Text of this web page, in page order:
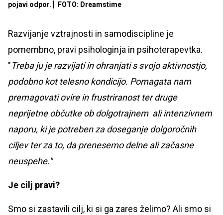
pojavi odpor.
FOTO: Dreamstime
Razvijanje vztrajnosti in samodiscipline je
pomembno, pravi psihologinja in psihoterapevtka.
"Treba ju je razvijati in ohranjati s svojo aktivnostjo,
podobno kot telesno kondicijo. Pomagata nam
premagovati ovire in frustriranost ter druge
neprijetne občutke ob dolgotrajnem ali intenzivnem
naporu, ki je potreben za doseganje dolgoročnih
ciljev ter za to, da prenesemo delne ali začasne
neuspehe."
Je cilj pravi?
Smo si zastavili cilj, ki si ga zares želimo? Ali smo si